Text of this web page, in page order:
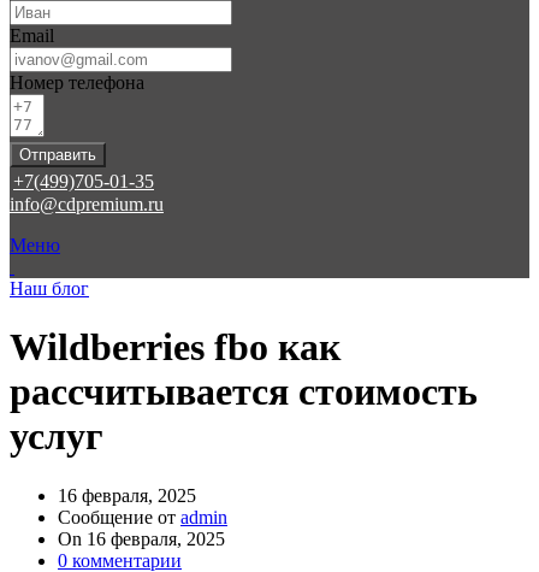
Email
Номер телефона
Отправить
+7(499)705-01-35
info@cdpremium.ru
Меню
Наш блог
Wildberries fbo как
рассчитывается стоимость
услуг
16 февраля, 2025
Сообщение от admin
On 16 февраля, 2025
0 комментарии